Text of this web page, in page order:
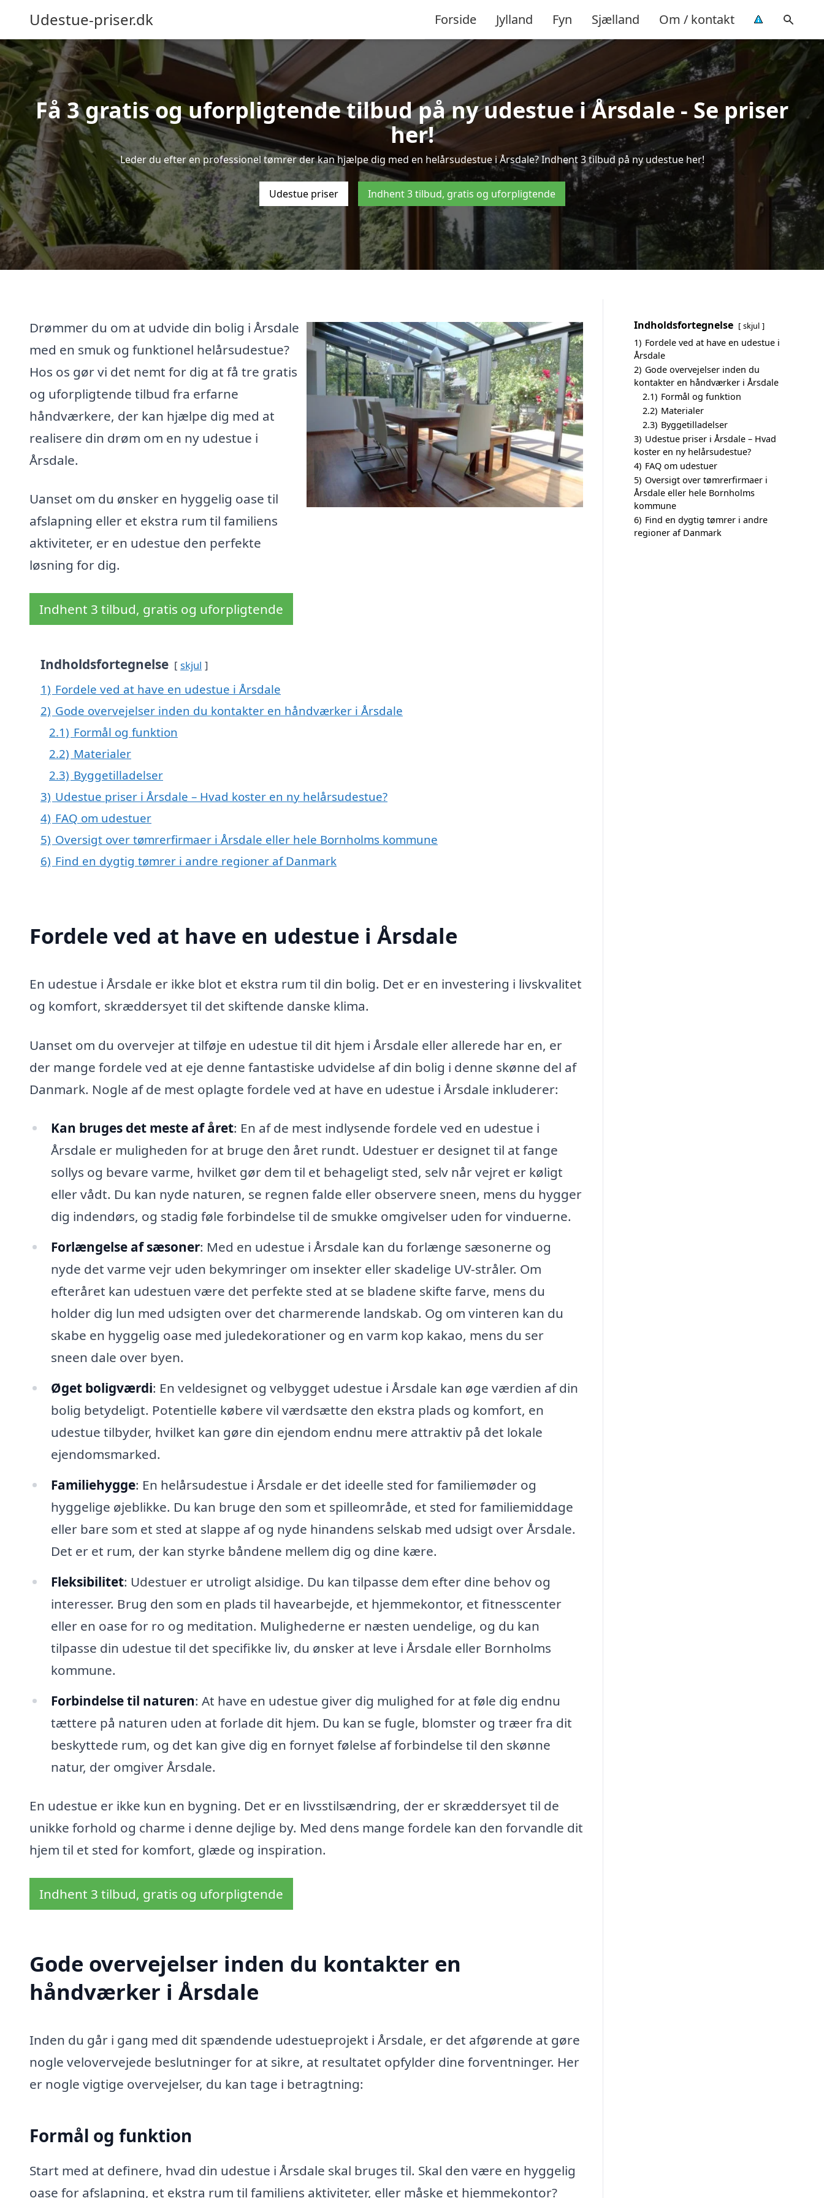
Udestue-priser.dk Forside Jylland Fyn Sjælland Om / kontakt
Få 3 gratis og uforpligtende tilbud på ny udestue i Årsdale - Se priser
her!
Leder du efter en professionel tømrer der kan hjælpe dig med en helårsudestue i Årsdale? Indhent 3 tilbud på ny udestue her!
Udestue priser Indhent 3 tilbud, gratis og uforpligtende
Drømmer du om at udvide din bolig i Årsdale
med en smuk og funktionel helårsudestue?
Hos os gør vi det nemt for dig at få tre gratis
og uforpligtende tilbud fra erfarne
håndværkere, der kan hjælpe dig med at
realisere din drøm om en ny udestue i
Årsdale.
Uanset om du ønsker en hyggelig oase til
afslapning eller et ekstra rum til familiens
aktiviteter, er en udestue den perfekte
løsning for dig.
Indhent 3 tilbud, gratis og uforpligtende
Indholdsfortegnelse skjul
1) Fordele ved at have en udestue i Årsdale
2) Gode overvejelser inden du kontakter en håndværker i Årsdale
2.1) Formål og funktion
2.2) Materialer
2.3) Byggetilladelser
3) Udestue priser i Årsdale – Hvad koster en ny helårsudestue?
4) FAQ om udestuer
5) Oversigt over tømrerfirmaer i Årsdale eller hele Bornholms kommune
6) Find en dygtig tømrer i andre regioner af Danmark
Fordele ved at have en udestue i Årsdale
En udestue i Årsdale er ikke blot et ekstra rum til din bolig. Det er en investering i livskvalitet
og komfort, skræddersyet til det skiftende danske klima.
Uanset om du overvejer at tilføje en udestue til dit hjem i Årsdale eller allerede har en, er
der mange fordele ved at eje denne fantastiske udvidelse af din bolig i denne skønne del af
Danmark. Nogle af de mest oplagte fordele ved at have en udestue i Årsdale inkluderer:
Kan bruges det meste af året: En af de mest indlysende fordele ved en udestue i
Årsdale er muligheden for at bruge den året rundt. Udestuer er designet til at fange
sollys og bevare varme, hvilket gør dem til et behageligt sted, selv når vejret er køligt
eller vådt. Du kan nyde naturen, se regnen falde eller observere sneen, mens du hygger
dig indendørs, og stadig føle forbindelse til de smukke omgivelser uden for vinduerne.
Forlængelse af sæsoner: Med en udestue i Årsdale kan du forlænge sæsonerne og
nyde det varme vejr uden bekymringer om insekter eller skadelige UV-stråler. Om
efteråret kan udestuen være det perfekte sted at se bladene skifte farve, mens du
holder dig lun med udsigten over det charmerende landskab. Og om vinteren kan du
skabe en hyggelig oase med juledekorationer og en varm kop kakao, mens du ser
sneen dale over byen.
Øget boligværdi: En veldesignet og velbygget udestue i Årsdale kan øge værdien af din
bolig betydeligt. Potentielle købere vil værdsætte den ekstra plads og komfort, en
udestue tilbyder, hvilket kan gøre din ejendom endnu mere attraktiv på det lokale
ejendomsmarked.
Familiehygge: En helårsudestue i Årsdale er det ideelle sted for familiemøder og
hyggelige øjeblikke. Du kan bruge den som et spilleområde, et sted for familiemiddage
eller bare som et sted at slappe af og nyde hinandens selskab med udsigt over Årsdale.
Det er et rum, der kan styrke båndene mellem dig og dine kære.
Fleksibilitet: Udestuer er utroligt alsidige. Du kan tilpasse dem efter dine behov og
interesser. Brug den som en plads til havearbejde, et hjemmekontor, et fitnesscenter
eller en oase for ro og meditation. Mulighederne er næsten uendelige, og du kan
tilpasse din udestue til det specifikke liv, du ønsker at leve i Årsdale eller Bornholms
kommune.
Forbindelse til naturen: At have en udestue giver dig mulighed for at føle dig endnu
tættere på naturen uden at forlade dit hjem. Du kan se fugle, blomster og træer fra dit
beskyttede rum, og det kan give dig en fornyet følelse af forbindelse til den skønne
natur, der omgiver Årsdale.
En udestue er ikke kun en bygning. Det er en livsstilsændring, der er skræddersyet til de
unikke forhold og charme i denne dejlige by. Med dens mange fordele kan den forvandle dit
hjem til et sted for komfort, glæde og inspiration.
Indhent 3 tilbud, gratis og uforpligtende
Gode overvejelser inden du kontakter en
håndværker i Årsdale
Inden du går i gang med dit spændende udestueprojekt i Årsdale, er det afgørende at gøre
nogle velovervejede beslutninger for at sikre, at resultatet opfylder dine forventninger. Her
er nogle vigtige overvejelser, du kan tage i betragtning:
Formål og funktion
Start med at definere, hvad din udestue i Årsdale skal bruges til. Skal den være en hyggelig
oase for afslapning, et ekstra rum til familiens aktiviteter, eller måske et hjemmekontor?
Indholdsfortegnelse skjul
1) Fordele ved at have en udestue i
Årsdale
2) Gode overvejelser inden du
kontakter en håndværker i Årsdale
2.1) Formål og funktion
2.2) Materialer
2.3) Byggetilladelser
3) Udestue priser i Årsdale – Hvad
koster en ny helårsudestue?
4) FAQ om udestuer
5) Oversigt over tømrerfirmaer i
Årsdale eller hele Bornholms
kommune
6) Find en dygtig tømrer i andre
regioner af Danmark